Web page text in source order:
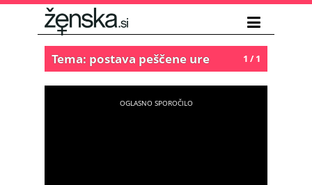
1 / 1
Tema: postava peščene ure